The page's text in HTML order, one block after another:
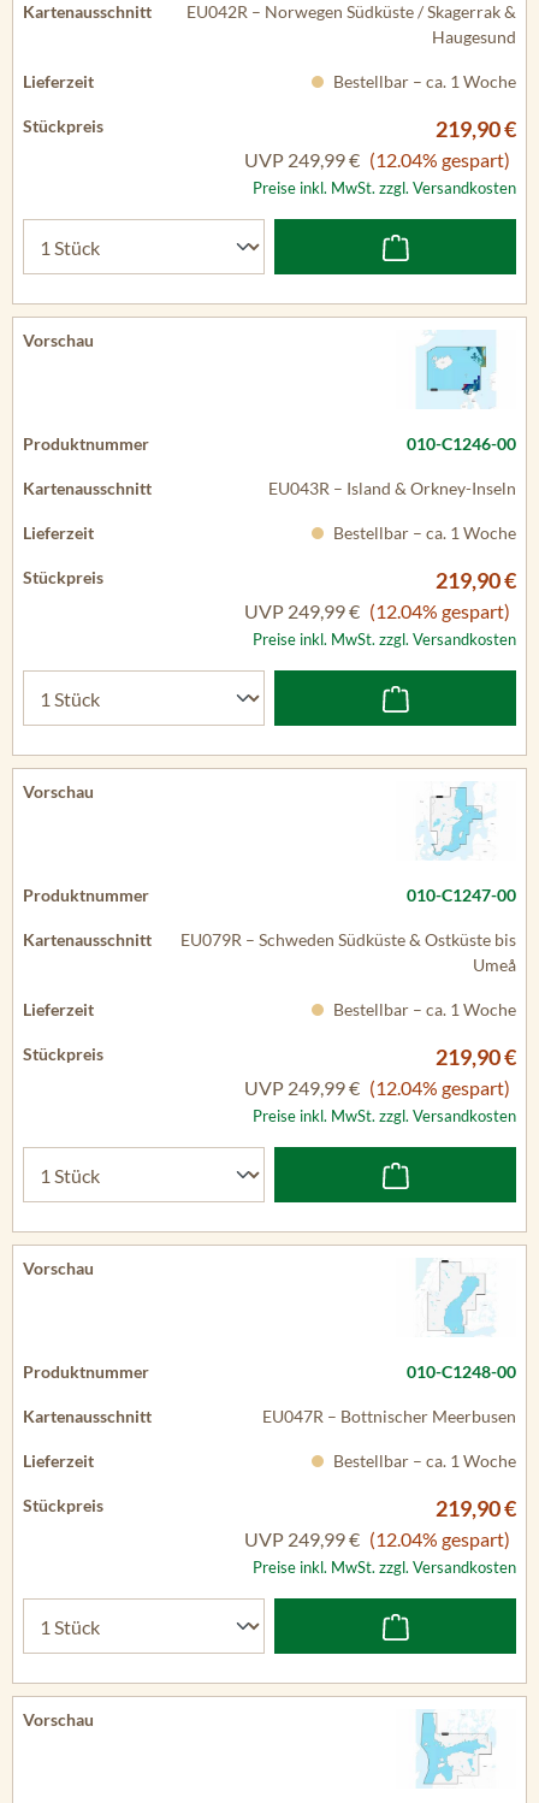
EU042R – Norwegen Südküste / Skagerrak &
Haugesund
Bestellbar – ca. 1 Woche
219,90 €
UVP 249,99 € (12.04% gespart)
Preise inkl. MwSt. zzgl. Versandkosten
010-C1246-00
EU043R – Island & Orkney-Inseln
Bestellbar – ca. 1 Woche
219,90 €
UVP 249,99 € (12.04% gespart)
Preise inkl. MwSt. zzgl. Versandkosten
010-C1247-00
EU079R – Schweden Südküste & Ostküste bis
Umeå
Bestellbar – ca. 1 Woche
219,90 €
UVP 249,99 € (12.04% gespart)
Preise inkl. MwSt. zzgl. Versandkosten
010-C1248-00
EU047R – Bottnischer Meerbusen
Bestellbar – ca. 1 Woche
219,90 €
UVP 249,99 € (12.04% gespart)
Preise inkl. MwSt. zzgl. Versandkosten